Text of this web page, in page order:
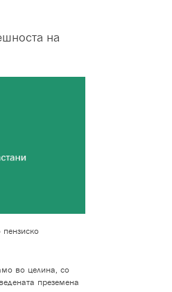
на
во целина, со
преземена